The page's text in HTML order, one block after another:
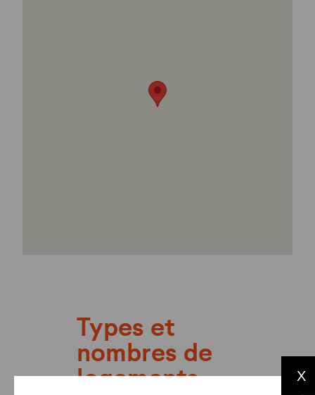
Types et
nombres de
logements X